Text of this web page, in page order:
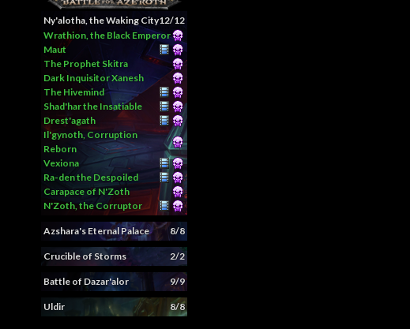
12/12
Ny'alotha, the Waking City
Wrathion, the Black Emperor
Maut
The Prophet Skitra
Dark Inquisitor Xanesh
The Hivemind
Shad'har the Insatiable
Drest'agath
Il'gynoth, Corruption
Reborn
Vexiona
Ra-den the Despoiled
Carapace of N'Zoth
N'Zoth, the Corruptor
8/8
Azshara's Eternal Palace
2/2
Crucible of Storms
9/9
Battle of Dazar'alor
8/8
Uldir